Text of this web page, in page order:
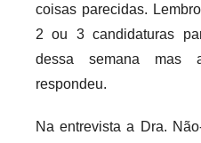
coisas parecidas.
2 ou 3 candidaturas
dessa semana mas
respondeu.
Na entrevista a Dra.